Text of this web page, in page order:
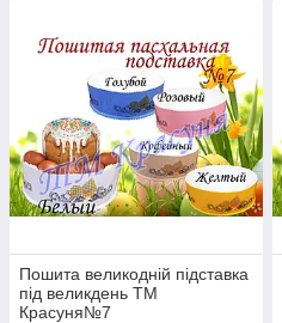
Пошита великодній підставка
під великдень ТМ
Красуня№7